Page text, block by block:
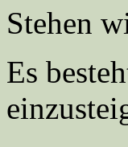
Stehen
Es